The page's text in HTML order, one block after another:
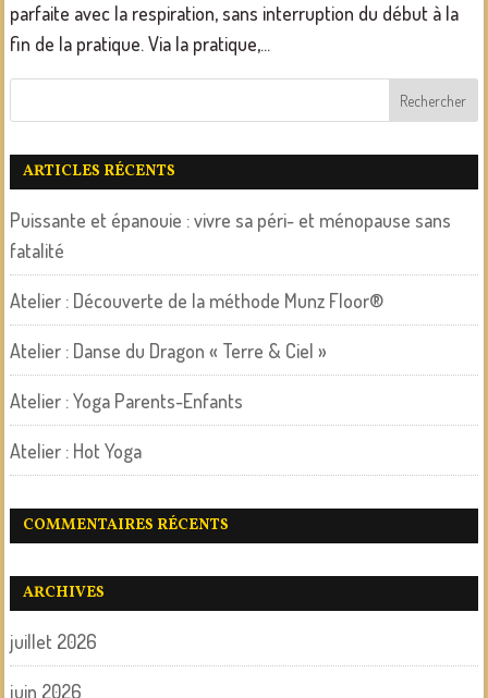
parfaite avec la respiration, sans interruption du début à la
fin de la pratique. Via la pratique,...
ARTICLES RÉCENTS
Puissante et épanouie : vivre sa péri- et ménopause sans
fatalité
Atelier : Découverte de la méthode Munz Floor®
Atelier : Danse du Dragon « Terre & Ciel »
Atelier : Yoga Parents-Enfants
Atelier : Hot Yoga
COMMENTAIRES RÉCENTS
ARCHIVES
juillet 2026
juin 2026